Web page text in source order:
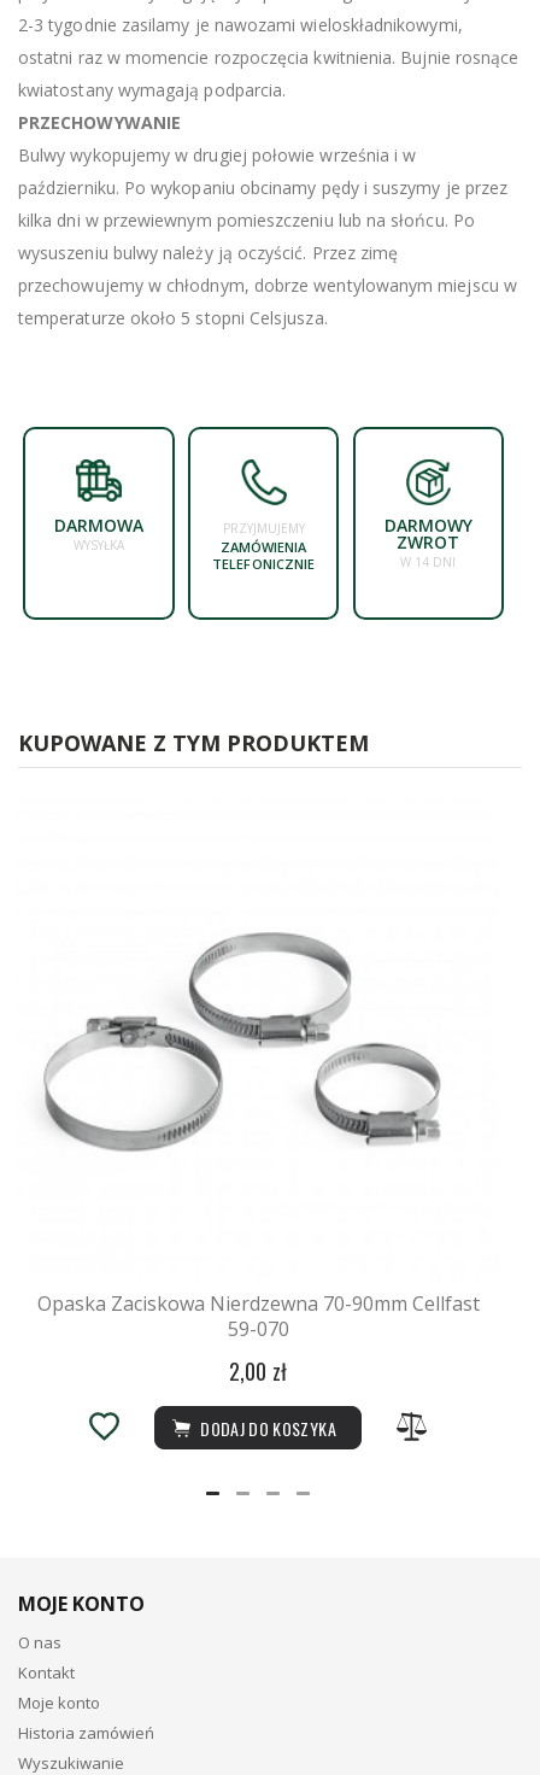
2-3 tygodnie zasilamy je nawozami wieloskładnikowymi,
ostatni raz w momencie rozpoczęcia kwitnienia. Bujnie rosnące
kwiatostany wymagają podparcia.
PRZECHOWYWANIE
Bulwy wykopujemy w drugiej połowie września i w
październiku. Po wykopaniu obcinamy pędy i suszymy je przez
kilka dni w przewiewnym pomieszczeniu lub na słońcu. Po
wysuszeniu bulwy należy ją oczyścić. Przez zimę
przechowujemy w chłodnym, dobrze wentylowanym miejscu w
temperaturze około 5 stopni Celsjusza.
DARMOWA
WYSYŁKA
PRZYJMUJEMY
ZAMÓWIENIA
TELEFONICZNIE
DARMOWY
ZWROT
W 14 DNI
KUPOWANE Z TYM PRODUKTEM
Opaska Zaciskowa Nierdzewna 70-90mm Cellfast
59-070
2,00 zł
DODAJ DO KOSZYKA
MOJE KONTO
O nas
Kontakt
Moje konto
Historia zamówień
Wyszukiwanie